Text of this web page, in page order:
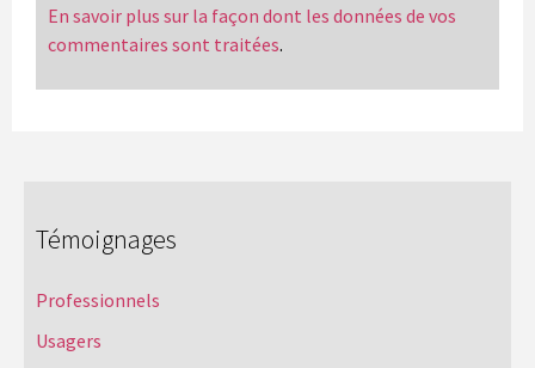
En savoir plus sur la façon dont les données de vos
commentaires sont traitées.
Témoignages
Professionnels
Usagers